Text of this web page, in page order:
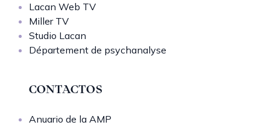
Lacan Web TV
Miller TV
Studio Lacan
Département de psychanalyse
CONTACTOS
Anuario de la AMP